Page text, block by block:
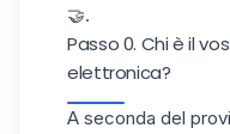
🤝.
Passo 0. Chi è il
elettronica?
A seconda del